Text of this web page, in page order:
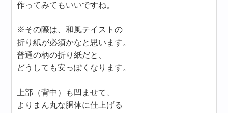
作ってみてもいいですね。
※その際は、和風テイストの
折り紙が必須かなと思います。
普通の柄の折り紙だと、
どうしても安っぽくなります。
上部（背中）も凹ませて、
よりまん丸な胴体に仕上げる